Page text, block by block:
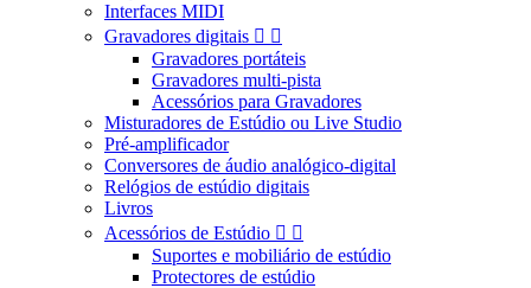
Interfaces MIDI
Gravadores digitais  
Gravadores portáteis
Gravadores multi-pista
Acessórios para Gravadores
Misturadores de Estúdio ou Live Studio
Pré-amplificador
Conversores de áudio analógico-digital
Relógios de estúdio digitais
Livros
Acessórios de Estúdio  
Suportes e mobiliário de estúdio
Protectores de estúdio